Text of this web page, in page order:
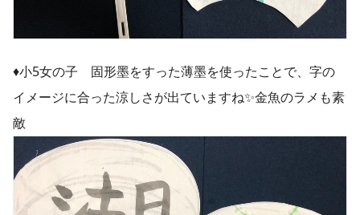
♦︎小5女の子 固形墨をすった薄墨を使ったことで、字の
イメージに合った涼しさが出ていますね✨金魚のラメも素
敵